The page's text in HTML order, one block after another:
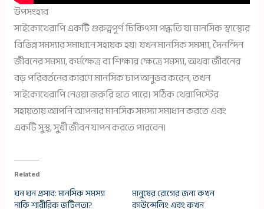
উপসংহার
সাইকোথেরাপি একটি গুরুত্বপূর্ণ চিকিৎসা পদ্ধতি যা মানসিক স্বাস্থ্যের
বিভিন্ন সমস্যার সমাধানে সহায়ক হয়। যখন মানসিক সমস্যা, দৈনন্দিন
জীবনের সমস্যা, কর্মক্ষেত্র বা শিক্ষার ক্ষেত্রে সমস্যা, অথবা জীবনের
বড় পরিবর্তনের কারণে মানসিক চাপ অনুভব করেন, তখন
সাইকোথেরাপি নেওয়া জরুরি হতে পারে। সঠিক থেরাপিস্টের
সহায়তায় আপনি আপনার মানসিক সমস্যা সমাধান করতে এবং
একটি সুস্থ, সুখী জীবন যাপন করতে পারবেন।
Related
ঘন ঘন প্রসাব: মানসিক সমস্যা
নাকি শারীরিক জটিলতা?
মানুষের রোগের জন্য কখন
কাউন্সেলিং এবং কখন